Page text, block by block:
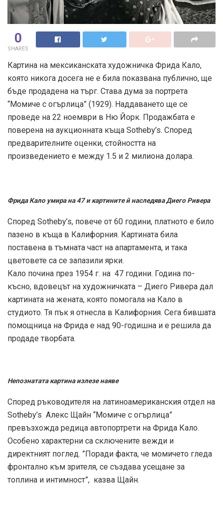
0
SHARES
Картина на мексиканската художничка Фрида Кало,
която никога досега не е била показвана публично, ще
бъде продадена на търг. Става дума за портрета
“Момиче с огърлица” (1929). Наддаването ще се
проведе на 22 ноември в Ню Йорк. Продажбата е
поверена на аукционната къща Sotheby’s. Според
предварителните оценки, стойността на
произведението е между 1.5 и 2 милиона долара.
Фрида Кало умира на 47 и картините й наследява Диего Ривера
Според Sotheby’s, повече от 60 години, платното е било
пазено в къща в Калифорния. Картината била
поставена в тъмната част на апартамента, и така
цветовете са се запазили ярки.
Кало почина през 1954 г. на 47 години. Година по-
късно, вдовецът на художничката – Диего Ривера дал
картината на жената, която помогала на Кало в
студиото. Тя пък я отнесла в Калифорния. Сега бившата
помощница на Фрида е над 90-годишна и е решила да
продаде творбата.
Непознатата картина излезе наяве
Според ръководителя на латиноамериканския отдел на
Sotheby’s Алекс Щайн “Момиче с огърлица”
превъзхожда редица автопортрети на Фрида Кало.
Особено характерни са сключените вежди и
директният поглед. ”Поради факта, че момичето гледа
фронтално към зрителя, се създава усещане за
топлина и интимност”, казва Щайн.